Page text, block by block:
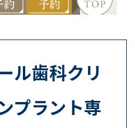
ル歯科クリ
プラント専